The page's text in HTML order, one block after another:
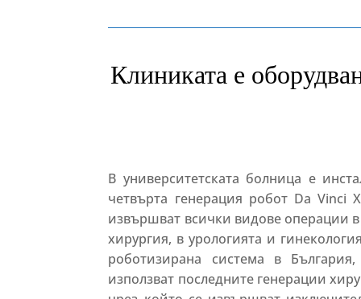
Клиниката е
В университетската болница е
четвърта генерация робот Da Vinci
извършват всички видове операции
хирургия, в урологията и
роботизирана система в
използват последните генерации